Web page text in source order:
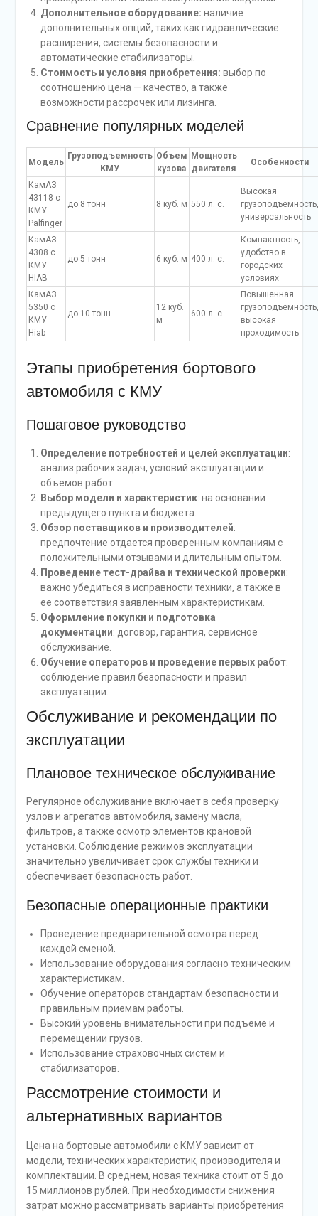
Дополнительное оборудование: наличие
дополнительных опций, таких как гидравлические
расширения, системы безопасности и
автоматические стабилизаторы.
Стоимость и условия приобретения: выбор по
соотношению цена — качество, а также
возможности рассрочек или лизинга.
Сравнение популярных моделей
Модель
Грузоподъемность
КМУ
Объем
кузова
Мощность
двигателя
Особенности
КамАЗ
43118 с
КМУ
Palfinger
до 8 тонн 8 куб. м 550 л. с.
Высокая
грузоподъемность,
универсальность
КамАЗ
4308 с
КМУ
HIAB
до 5 тонн 6 куб. м 400 л. с.
Компактность,
удобство в
городских
условиях
КамАЗ
5350 с
КМУ
Hiab
до 10 тонн
12 куб.
м
600 л. с.
Повышенная
грузоподъемность,
высокая
проходимость
Этапы приобретения бортового
автомобиля с КМУ
Пошаговое руководство
Определение потребностей и целей эксплуатации:
анализ рабочих задач, условий эксплуатации и
объемов работ.
Выбор модели и характеристик: на основании
предыдущего пункта и бюджета.
Обзор поставщиков и производителей:
предпочтение отдается проверенным компаниям с
положительными отзывами и длительным опытом.
Проведение тест-драйва и технической проверки:
важно убедиться в исправности техники, а также в
ее соответствия заявленным характеристикам.
Оформление покупки и подготовка
документации: договор, гарантия, сервисное
обслуживание.
Обучение операторов и проведение первых работ:
соблюдение правил безопасности и правил
эксплуатации.
Обслуживание и рекомендации по
эксплуатации
Плановое техническое обслуживание
Регулярное обслуживание включает в себя проверку
узлов и агрегатов автомобиля, замену масла,
фильтров, а также осмотр элементов крановой
установки. Соблюдение режимов эксплуатации
значительно увеличивает срок службы техники и
обеспечивает безопасность работ.
Безопасные операционные практики
Проведение предварительной осмотра перед
каждой сменой.
Использование оборудования согласно техническим
характеристикам.
Обучение операторов стандартам безопасности и
правильным приемам работы.
Высокий уровень внимательности при подъеме и
перемещении грузов.
Использование страховочных систем и
стабилизаторов.
Рассмотрение стоимости и
альтернативных вариантов
Цена на бортовые автомобили с КМУ зависит от
модели, технических характеристик, производителя и
комплектации. В среднем, новая техника стоит от 5 до
15 миллионов рублей. При необходимости снижения
затрат можно рассматривать варианты приобретения